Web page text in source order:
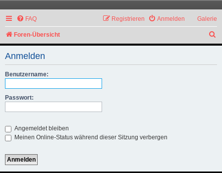
Galerie
FAQ Anmelden
Registrieren
Foren-Übersicht
u
Anmelden
Benutzername:
Passwort:
Angemeldet bleiben
Meinen Online-Status während dieser Sitzung verbergen